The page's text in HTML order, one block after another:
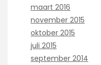
maart 2016
november 2015
oktober 2015
juli 2015
september 2014